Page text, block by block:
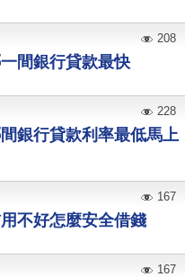
間銀行貸款最快
208
銀行貸款利率最低馬上
228
不好怎麼安全借錢
167
167